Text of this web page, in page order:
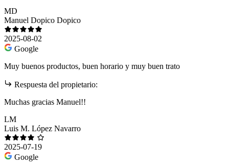
MD
Manuel Dopico Dopico
2025-08-02
Google
Muy buenos productos, buen horario y muy buen trato
Respuesta del propietario:
Muchas gracias Manuel!!
LM
Luis M. López Navarro
2025-07-19
Google